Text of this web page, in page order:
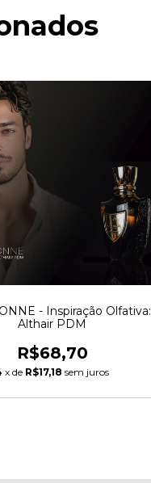
- Inspiração Olfativa:
Althair PDM
R$68,70
x de R$17,18 sem juros